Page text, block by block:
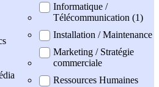
Informatique /
Télécommunication (1)
Installation / Maintenance
Marketing / Stratégie
commerciale
Ressources Humaines